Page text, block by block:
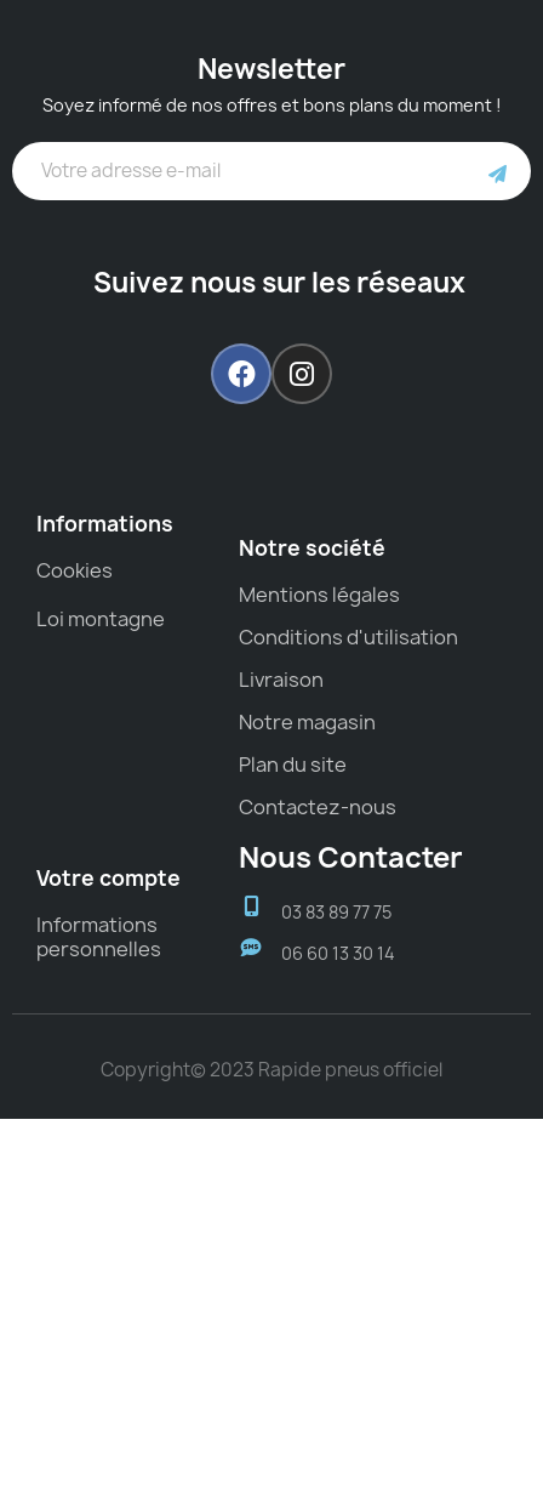
Newsletter
Soyez informé de nos offres et bons plans du moment !
Suivez nous sur les réseaux
Informations
Cookies
Loi montagne
Notre société
Mentions légales
Conditions d'utilisation
Livraison
Notre magasin
Plan du site
Contactez-nous
Votre compte
Informations
personnelles
Nous Contacter
03 83 89 77 75
06 60 13 30 14
Copyright© 2023 Rapide pneus officiel